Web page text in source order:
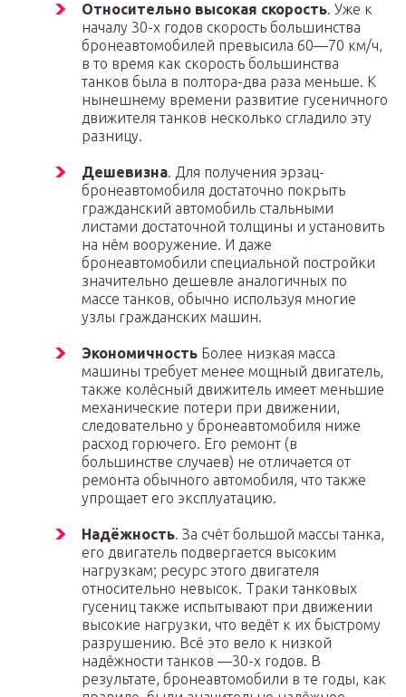
Относительно высокая скорость. Уже к
началу 30-х годов скорость большинства
бронеавтомобилей превысила 60—70 км/ч,
в то время как скорость большинства
танков была в полтора-два раза меньше. К
нынешнему времени развитие гусеничного
движителя танков несколько сгладило эту
разницу.
Дешевизна. Для получения эрзац-
бронеавтомобиля достаточно покрыть
гражданский автомобиль стальными
листами достаточной толщины и установить
на нём вооружение. И даже
бронеавтомобили специальной постройки
значительно дешевле аналогичных по
массе танков, обычно используя многие
узлы гражданских машин.
Экономичность Более низкая масса
машины требует менее мощный двигатель,
также колёсный движитель имеет меньшие
механические потери при движении,
следовательно у бронеавтомобиля ниже
расход горючего. Его ремонт (в
большинстве случаев) не отличается от
ремонта обычного автомобиля, что также
упрощает его эксплуатацию.
Надёжность. За счёт большой массы танка,
его двигатель подвергается высоким
нагрузкам; ресурс этого двигателя
относительно невысок. Траки танковых
гусениц также испытывают при движении
высокие нагрузки, что ведёт к их быстрому
разрушению. Всё это вело к низкой
надёжности танков —30-х годов. В
результате, бронеавтомобили в те годы, как